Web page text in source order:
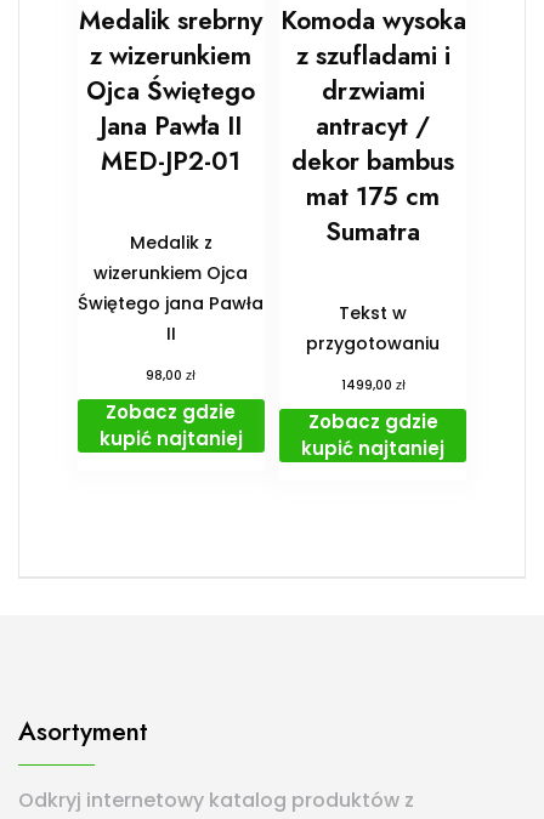
Medalik srebrny
z wizerunkiem
Ojca Świętego
Jana Pawła II
MED-JP2-01
Medalik z
wizerunkiem Ojca
Świętego jana Pawła
II
98,00zł
Zobacz gdzie
kupić najtaniej
Komoda wysoka
z szufladami i
drzwiami
antracyt /
dekor bambus
mat 175 cm
Sumatra
Tekst w
przygotowaniu
1499,00 zł
Zobacz gdzie
kupić najtaniej
Asortyment
Odkryj internetowy katalog produktów z